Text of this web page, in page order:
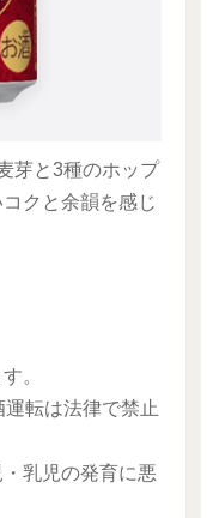
芽と3種のホップ
クと余韻を感じ
。
転は法律で禁止
乳児の発育に悪